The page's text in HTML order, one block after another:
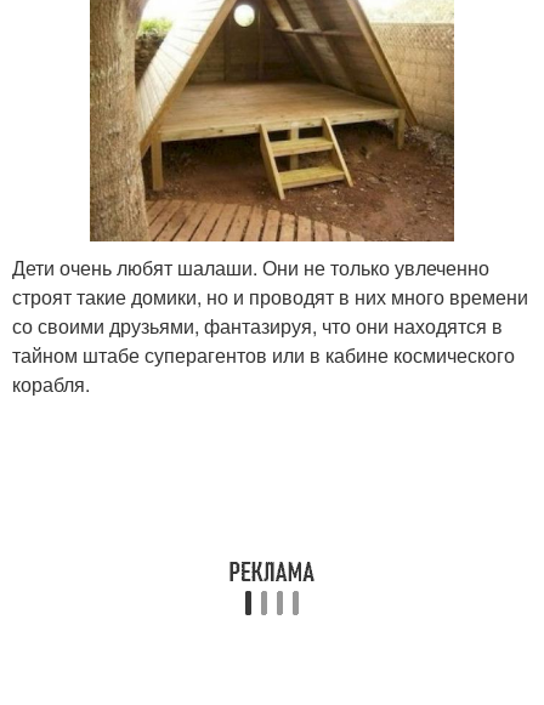
Дети очень любят шалаши. Они не только увлеченно
строят такие домики, но и проводят в них много времени
со своими друзьями, фантазируя, что они находятся в
тайном штабе суперагентов или в кабине космического
корабля.